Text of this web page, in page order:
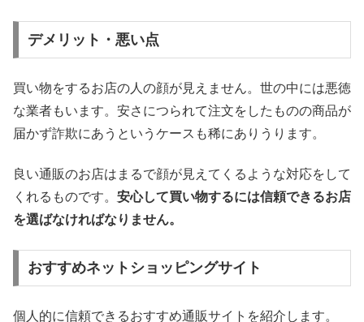
デメリット・悪い点
買い物をするお店の人の顔が見えません。世の中には悪徳
な業者もいます。安さにつられて注文をしたものの商品が
届かず詐欺にあうというケースも稀にありうります。
良い通販のお店はまるで顔が見えてくるような対応をして
くれるものです。 安心して買い物するには信頼できるお店
を選ばなければなりません。
おすすめネットショッピングサイト
個人的に信頼できるおすすめ通販サイトを紹介します。